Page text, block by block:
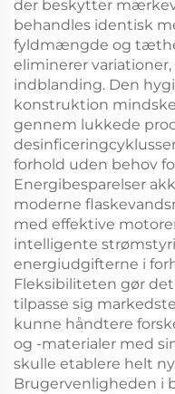
der beskytter
behandles identisk
fyldmængde og
eliminerer
indblanding. Den
konstruktion
gennem lukkede
forhold uden behov
Energibesparelser
moderne
med effektive
intelligente
energiudgifterne i
Fleksibiliteten gør
tilpasse sig
kunne håndtere
og -materialer med
skulle etablere helt
Brugervenligheden i